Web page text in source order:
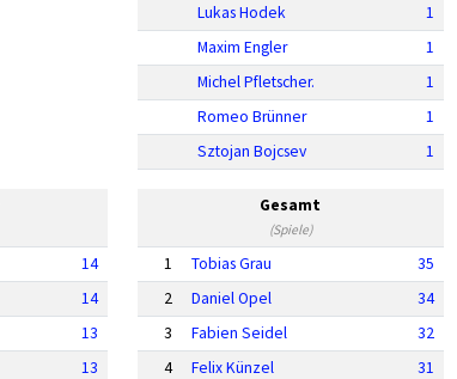
Lukas Hodek
1
Maxim Engler
1
Michel Pfletscher.
1
Romeo Brünner
1
Sztojan Bojcsev
1
14
14
13
13
Gesamt
(Spiele)
1 Tobias Grau
35
2
Daniel Opel
34
3
Fabien Seidel
32
4
Felix Künzel
31